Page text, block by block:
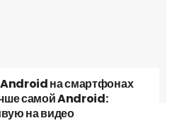
на смартфонах
самой Android:
на видео